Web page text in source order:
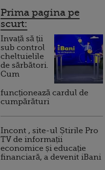
Prima pagina pe
scurt:
Invață să ții
sub control
cheltuielile
de sărbători.
Cum
funcționează cardul de
cumpărături
Incont , site-ul Știrile Pro
TV de informații
economice și educație
financiară, a devenit iBani